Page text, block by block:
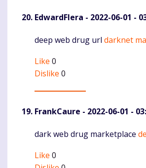
EdwardFlera - 2022-06-01 -
Komentaras
deep web drug url darknet
Like 0
Dislike 0
FrankCaure - 2022-06-01 -
Komentaras
dark web drug marketplace
Like 0